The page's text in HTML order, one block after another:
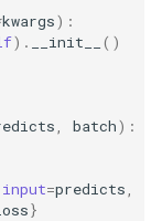
kwargs):
) . __init__
()
batch):
input=predicts
}